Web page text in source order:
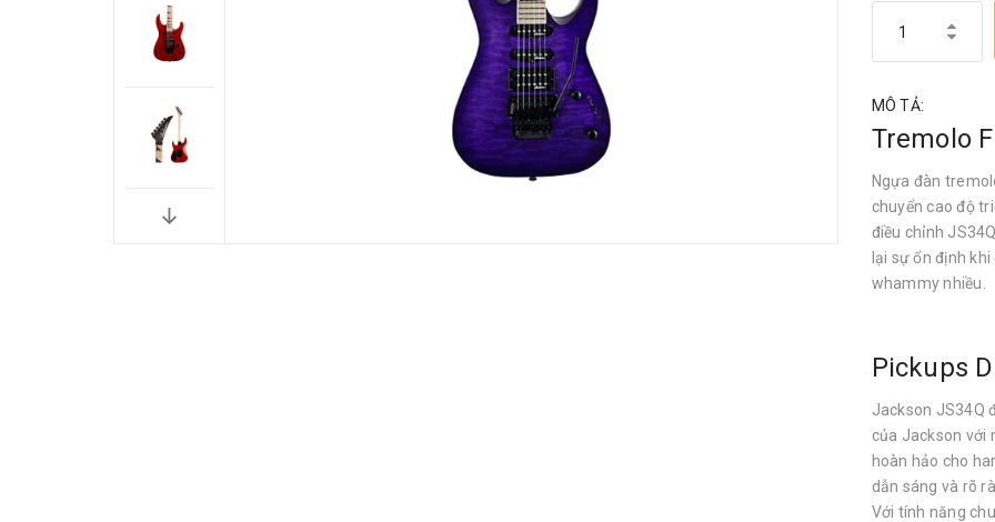
MÔ TẢ:
Tremolo
Ngựa đàn
chuyển cao độ
điều chỉnh
lại sự ổn định
whammy nhiều.
Pickups
Jackson JS34Q
của Jackson với
hoàn hảo cho
dẫn sáng và rõ
Với tính năng